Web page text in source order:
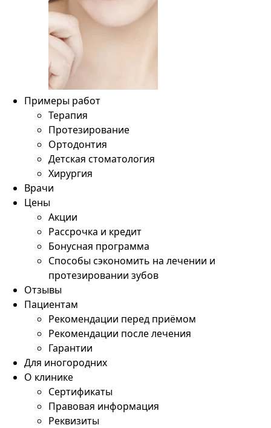
Примеры работ
Терапия
Протезирование
Ортодонтия
Детская стоматология
Хирургия
Врачи
Цены
Акции
Рассрочка и кредит
Бонусная программа
Способы сэкономить на лечении и
протезировании зубов
Отзывы
Пациентам
Рекомендации перед приёмом
Рекомендации после лечения
Гарантии
Для иногородних
О клинике
Сертификаты
Правовая информация
Реквизиты